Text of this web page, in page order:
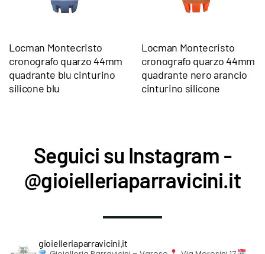
Locman Montecristo
cronografo quarzo 44mm
quadrante blu cinturino
silicone blu
Locman Montecristo
cronografo quarzo 44mm
quadrante nero arancio
cinturino silicone
Seguici su Instagram -
@gioielleriaparravicini.it
gioielleriaparravicini.it